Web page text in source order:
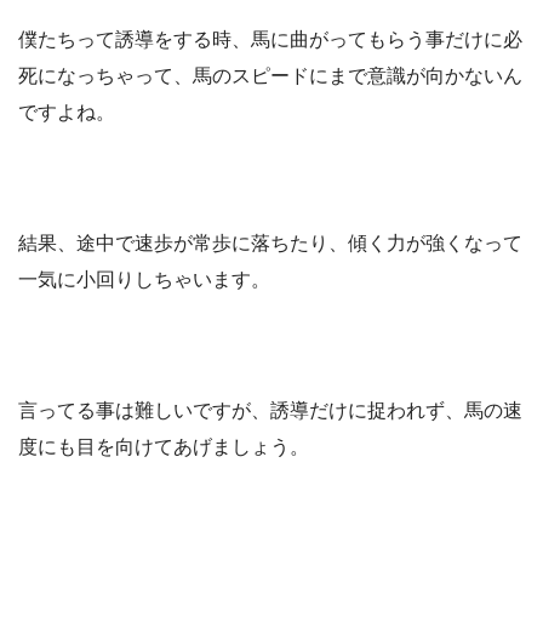
僕たちって誘導をする時、馬に曲がってもらう事だけに必
死になっちゃって、馬のスピードにまで意識が向かないん
ですよね。
結果、途中で速歩が常歩に落ちたり、傾く力が強くなって
一気に小回りしちゃいます。
言ってる事は難しいですが、誘導だけに捉われず、馬の速
度にも目を向けてあげましょう。